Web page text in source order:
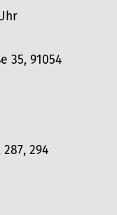
35, 91054
294